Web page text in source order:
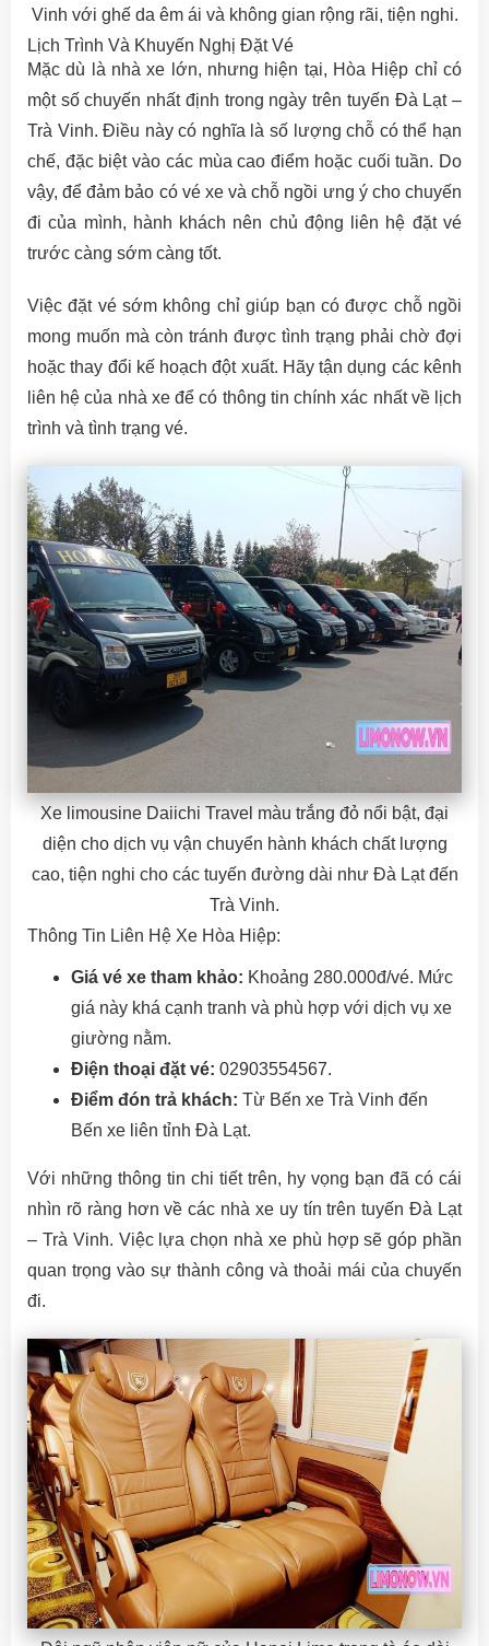
Vinh với ghế da êm ái và không gian rộng rãi, tiện nghi.
Lịch Trình Và Khuyến Nghị Đặt Vé
Mặc dù là nhà xe lớn, nhưng hiện tại, Hòa Hiệp chỉ có
một số chuyến nhất định trong ngày trên tuyến Đà Lạt –
Trà Vinh. Điều này có nghĩa là số lượng chỗ có thể hạn
chế, đặc biệt vào các mùa cao điểm hoặc cuối tuần. Do
vậy, để đảm bảo có vé xe và chỗ ngồi ưng ý cho chuyến
đi của mình, hành khách nên chủ động liên hệ đặt vé
trước càng sớm càng tốt.
Việc đặt vé sớm không chỉ giúp bạn có được chỗ ngồi
mong muốn mà còn tránh được tình trạng phải chờ đợi
hoặc thay đổi kế hoạch đột xuất. Hãy tận dụng các kênh
liên hệ của nhà xe để có thông tin chính xác nhất về lịch
trình và tình trạng vé.
Xe limousine Daiichi Travel màu trắng đỏ nổi bật, đại
diện cho dịch vụ vận chuyển hành khách chất lượng
cao, tiện nghi cho các tuyến đường dài như Đà Lạt đến
Trà Vinh.
Thông Tin Liên Hệ Xe Hòa Hiệp:
Giá vé xe tham khảo: Khoảng 280.000đ/vé. Mức
giá này khá cạnh tranh và phù hợp với dịch vụ xe
giường nằm.
Điện thoại đặt vé: 02903554567.
Điểm đón trả khách: Từ Bến xe Trà Vinh đến
Bến xe liên tỉnh Đà Lạt.
Với những thông tin chi tiết trên, hy vọng bạn đã có cái
nhìn rõ ràng hơn về các nhà xe uy tín trên tuyến Đà Lạt
– Trà Vinh. Việc lựa chọn nhà xe phù hợp sẽ góp phần
quan trọng vào sự thành công và thoải mái của chuyến
đi.